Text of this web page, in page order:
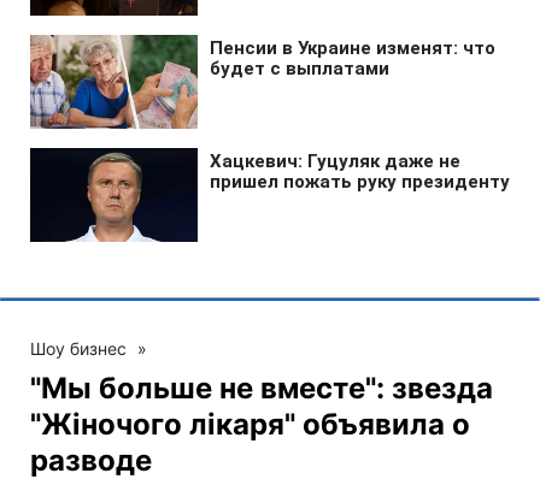
Шоу бизнес »
"Мы больше не вместе": звезда
"Жіночого лікаря" объявила о
разводе